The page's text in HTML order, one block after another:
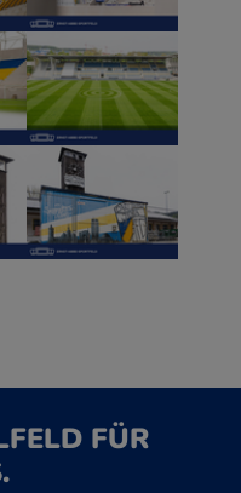
Show larger version
Show larger version
FÜR